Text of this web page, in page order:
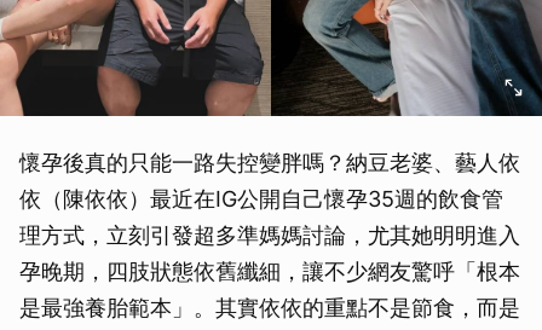
懷孕後真的只能一路失控變胖嗎？納豆老婆、藝人依
依（陳依依）最近在IG公開自己懷孕35週的飲食管
理方式，立刻引發超多準媽媽討論，尤其她明明進入
孕晚期，四肢狀態依舊纖細，讓不少網友驚呼「根本
是最強養胎範本」。其實依依的重點不是節食，而是